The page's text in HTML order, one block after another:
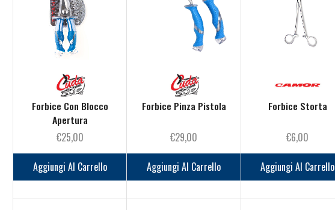
Forbice Con Blocco
Apertura
€25,00
Aggiungi Al Carrello
Forbice Pinza Pistola
€29,00
Aggiungi Al Carrello
Forbice Storta
€6,00
Aggiungi Al Carrello